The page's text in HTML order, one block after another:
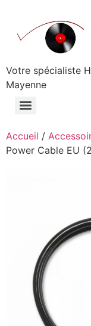
contenu
Votre spécialiste
Mayenne
Accueil /
Power Cable EU